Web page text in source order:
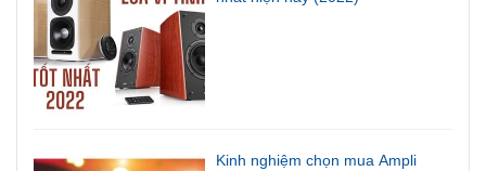
Kinh nghiệm chọn mua Ampli